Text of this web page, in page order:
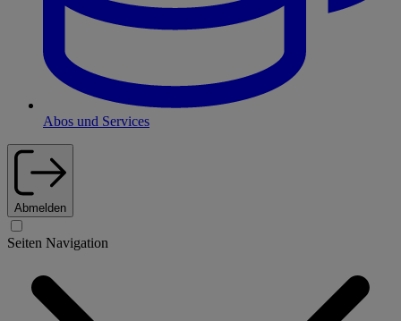
Abos und Services
Abmelden
Seiten Navigation